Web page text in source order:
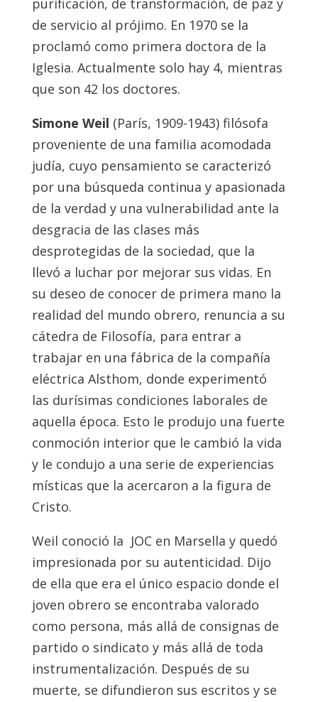
purificación, de transformación, de paz y
de servicio al prójimo. En 1970 se la
proclamó como primera doctora de la
Iglesia. Actualmente solo hay 4, mientras
que son 42 los doctores.
Simone Weil (París, 1909-1943) filósofa
proveniente de una familia acomodada
judía, cuyo pensamiento se caracterizó
por una búsqueda continua y apasionada
de la verdad y una vulnerabilidad ante la
desgracia de las clases más
desprotegidas de la sociedad, que la
llevó a luchar por mejorar sus vidas. En
su deseo de conocer de primera mano la
realidad del mundo obrero, renuncia a su
cátedra de Filosofía, para entrar a
trabajar en una fábrica de la compañía
eléctrica Alsthom, donde experimentó
las durísimas condiciones laborales de
aquella época. Esto le produjo una fuerte
conmoción interior que le cambió la vida
y le condujo a una serie de experiencias
místicas que la acercaron a la figura de
Cristo.
Weil conoció la JOC en Marsella y quedó
impresionada por su autenticidad. Dijo
de ella que era el único espacio donde el
joven obrero se encontraba valorado
como persona, más allá de consignas de
partido o sindicato y más allá de toda
instrumentalización. Después de su
muerte, se difundieron sus escritos y se